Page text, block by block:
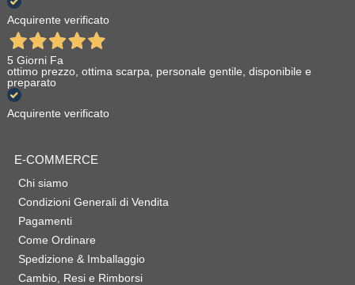
Acquirente verificato
5 Giorni Fa
ottimo prezzo, ottima scarpa, personale gentile, disponibile e
preparato
Acquirente verificato
E-COMMERCE
Chi siamo
Condizioni Generali di Vendita
Pagamenti
Come Ordinare
Spedizione & Imballaggio
Cambio, Resi e Rimborsi